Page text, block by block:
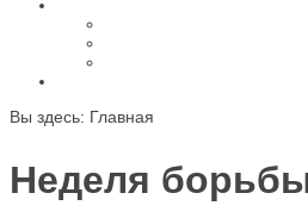
Вы здесь: Главная
Неделя